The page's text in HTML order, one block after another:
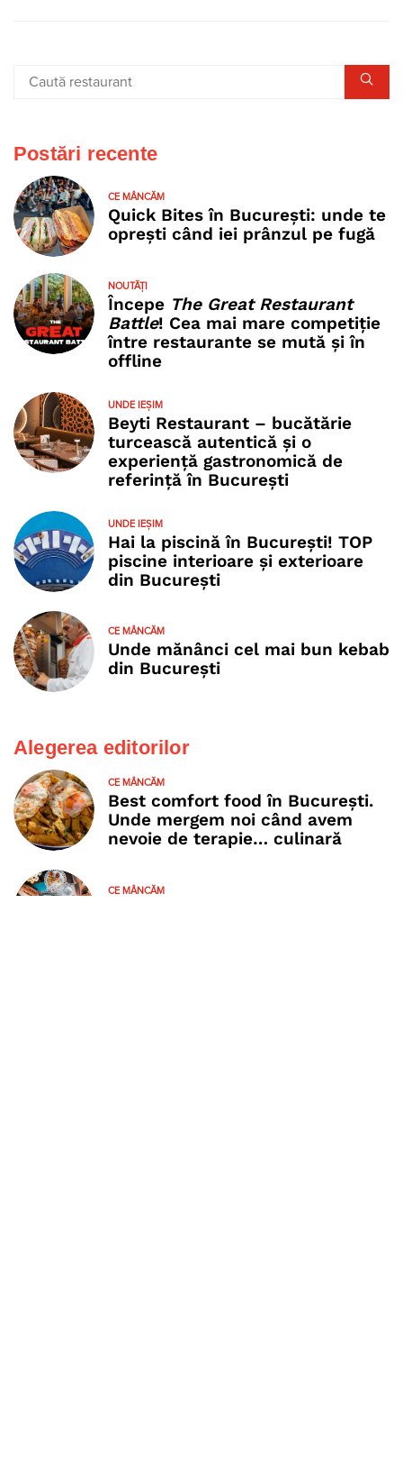
Postări recente
CE MÂNCĂM
Quick Bites în București: unde te
oprești când iei prânzul pe fugă
NOUTĂȚI
Începe The Great Restaurant
Battle! Cea mai mare competiție
între restaurante se mută și în
offline
UNDE IEȘIM
Beyti Restaurant – bucătărie
turcească autentică și o
experiență gastronomică de
referință în București
UNDE IEȘIM
Hai la piscină în București! TOP
piscine interioare și exterioare
din București
CE MÂNCĂM
Unde mănânci cel mai bun kebab
din București
Alegerea editorilor
CE MÂNCĂM
Best comfort food în București.
Unde mergem noi când avem
nevoie de terapie… culinară
CE MÂNCĂM